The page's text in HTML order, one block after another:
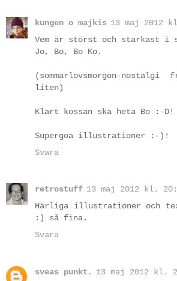
kungen o majkis 13 maj 2012
Vem är störst och starkast i
Jo, Bo, Bo Ko.
(sommarlovsmorgon-
liten)
Klart kossan ska heta Bo :-D!
Supergoa illustrationer :-)!
Svara
retrostuff 13 maj 2012 kl.
Härliga illustrationer och
:) så fina.
Svara
sveas punkt.
13 maj 2012 kl.